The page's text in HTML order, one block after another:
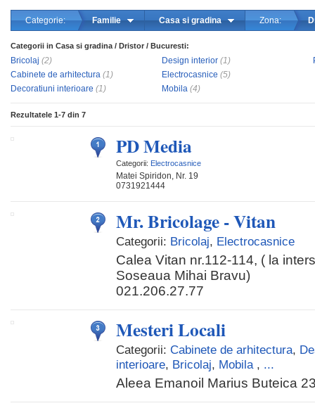
Categorie: Familie Casa si gradina Zona:
Categorii in Casa si gradina / Dristor / Bucuresti:
Bricolaj (2)
Cabinete de arhitectura (1)
Decoratiuni interioare (1)
Design interior (1)
Electrocasnice (5)
Mobila (4)
Rezultatele 1-7 din 7
PD Media
Categorii: Electrocasnice
Matei Spiridon, Nr. 19
0731921444
Mr. Bricolage - Vitan
Categorii: Bricolaj, Electrocasnice
Calea Vitan nr.112-114, ( la
Soseaua Mihai Bravu)
021.206.27.77
Mesteri Locali
Categorii: Cabinete de arhitectura,
interioare, Bricolaj, Mobila , ...
Aleea Emanoil Marius Buteica